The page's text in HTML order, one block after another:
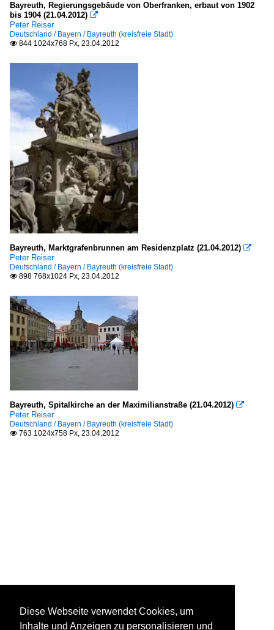
Bayreuth, Regierungsgebäude von Oberfranken, erbaut von 1902
bis 1904 (21.04.2012) 
Peter Reiser
Deutschland / Bayern / Bayreuth (kreisfreie Stadt)
 844 1024x768 Px, 23.04.2012
Bayreuth, Marktgrafenbrunnen am Residenzplatz (21.04.2012) 
Peter Reiser
Deutschland / Bayern / Bayreuth (kreisfreie Stadt)
 898 768x1024 Px, 23.04.2012
Bayreuth, Spitalkirche an der Maximilianstraße (21.04.2012) 
Peter Reiser
Deutschland / Bayern / Bayreuth (kreisfreie Stadt)
 763 1024x758 Px, 23.04.2012
Diese Webseite verwendet Cookies, um
Inhalte und Anzeigen zu personalisieren und